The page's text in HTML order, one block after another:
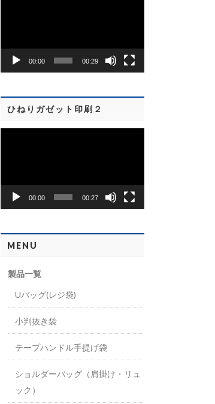
レ
ー
00:00 00:29
ひねりガゼット印刷２
レ
ー
00:00 00:27
MENU
製品一覧
Uバッグ(レジ袋)
小判抜き袋
テープハンドル手提げ袋
ショルダーバッグ（肩掛け・リュ
ック）